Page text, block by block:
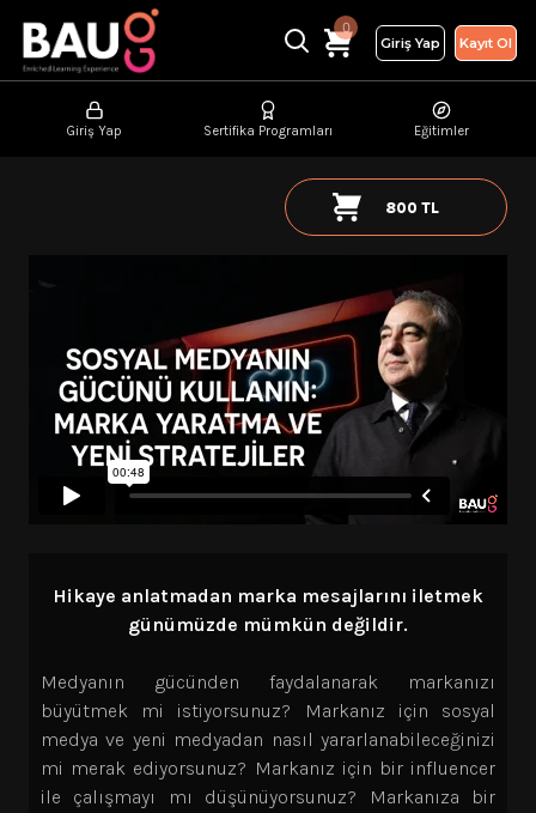
0
Giriş Yap
Kayıt Ol
Giriş Yap Sertifika Programları Eğitimler
800 TL
Hikaye anlatmadan marka mesajlarını iletmek
günümüzde mümkün değildir.
Medyanın gücünden faydalanarak markanızı
büyütmek mi istiyorsunuz? Markanız için sosyal
medya ve yeni medyadan nasıl yararlanabileceğinizi
mi merak ediyorsunuz? Markanız için bir influencer
ile çalışmayı mı düşünüyorsunuz? Markanıza bir